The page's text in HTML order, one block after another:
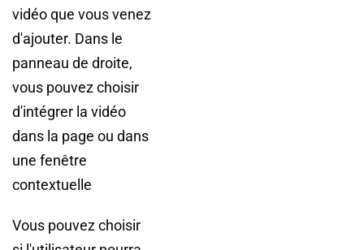
vidéo que vous venez
d'ajouter. Dans le
panneau de droite,
vous pouvez choisir
d'intégrer la vidéo
dans la page ou dans
une fenêtre
contextuelle
Vous pouvez choisir